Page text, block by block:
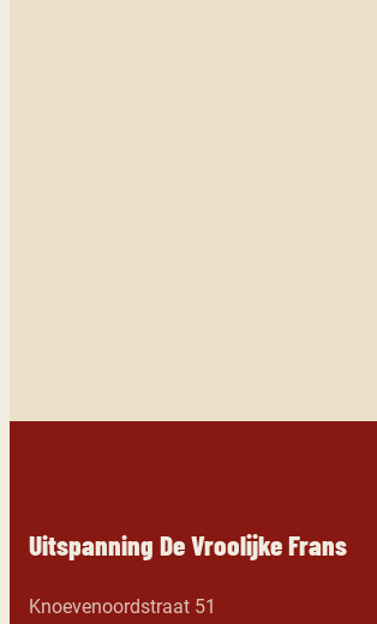
Uitspanning De Vroolijke Frans
Knoevenoordstraat 51